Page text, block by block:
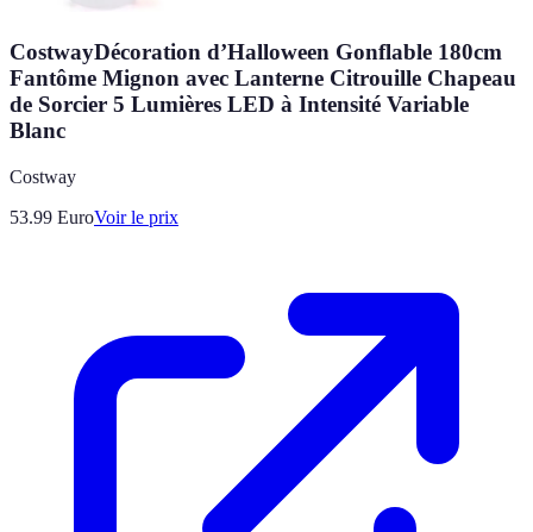
CostwayDécoration d’Halloween Gonflable 180cm
Fantôme Mignon avec Lanterne Citrouille Chapeau
de Sorcier 5 Lumières LED à Intensité Variable
Blanc
Costway
53.99 EuroVoir le prix